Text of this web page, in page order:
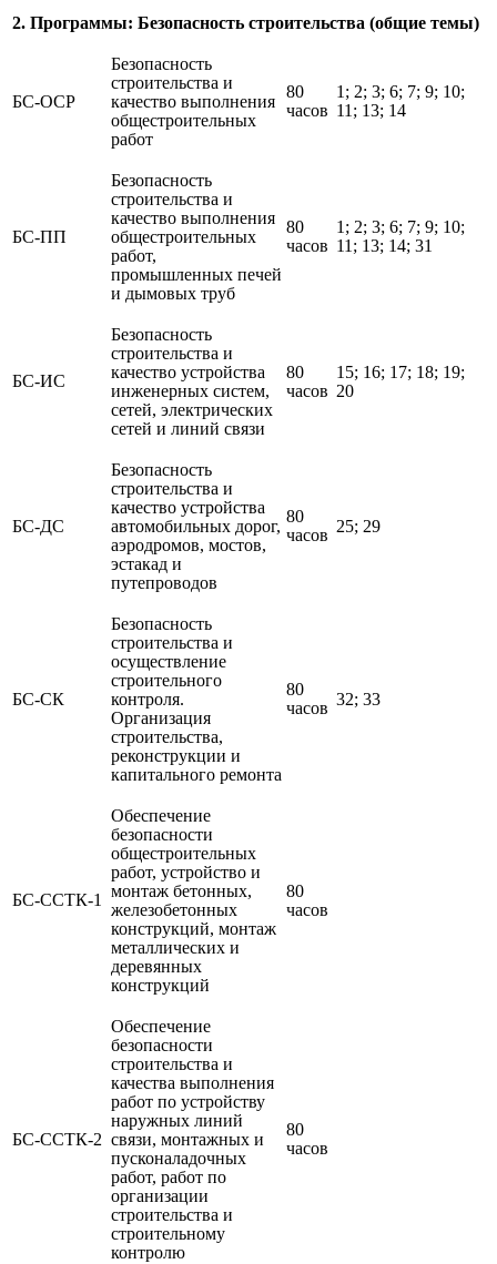
2. Программы: Безопасность строительства (общие темы)
БС-ОСР
Безопасность
строительства и
качество выполнения
общестроительных
работ
80
часов
1; 2; 3; 6; 7; 9; 10;
11; 13; 14
БС-ПП
Безопасность
строительства и
качество выполнения
общестроительных
работ,
промышленных печей
и дымовых труб
80
часов
1; 2; 3; 6; 7; 9; 10;
11; 13; 14; 31
БС-ИС
Безопасность
строительства и
качество устройства
инженерных систем,
сетей, электрических
сетей и линий связи
80
часов
15; 16; 17; 18; 19;
20
БС-ДС
Безопасность
строительства и
качество устройства
автомобильных дорог,
аэродромов, мостов,
эстакад и
путепроводов
80
часов 25; 29
БС-СК
Безопасность
строительства и
осуществление
строительного
контроля.
Организация
строительства,
реконструкции и
капитального ремонта
80
часов 32; 33
БС-ССТК-1
Обеспечение
безопасности
общестроительных
работ, устройство и
монтаж бетонных,
железобетонных
конструкций, монтаж
металлических и
деревянных
конструкций
80
часов
БС-ССТК-2
Обеспечение
безопасности
строительства и
качества выполнения
работ по устройству
наружных линий
связи, монтажных и
пусконаладочных
работ, работ по
организации
строительства и
строительному
контролю
80
часов